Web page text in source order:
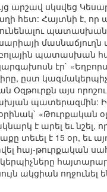
արշավ սկսվեց
հետ: Հայտնի է, որ
ունենալու
պատասխան
էր`
ըստ
Օզթուրքն այս
«Թուրքական
է արել եւ նշել,
տեւել է 15 օր, եւ
հայ-թուրքական
ակցիան